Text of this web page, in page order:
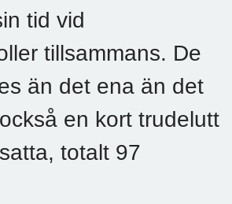
tid vid
tillsammans. De
än det ena än det
en kort trudelutt
totalt 97